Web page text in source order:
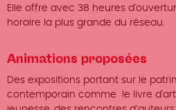
Elle offre avec 38 heures
horaire la plus grande du réseau.
Animations proposées
Des expositions portant sur le
contemporain comme le livre